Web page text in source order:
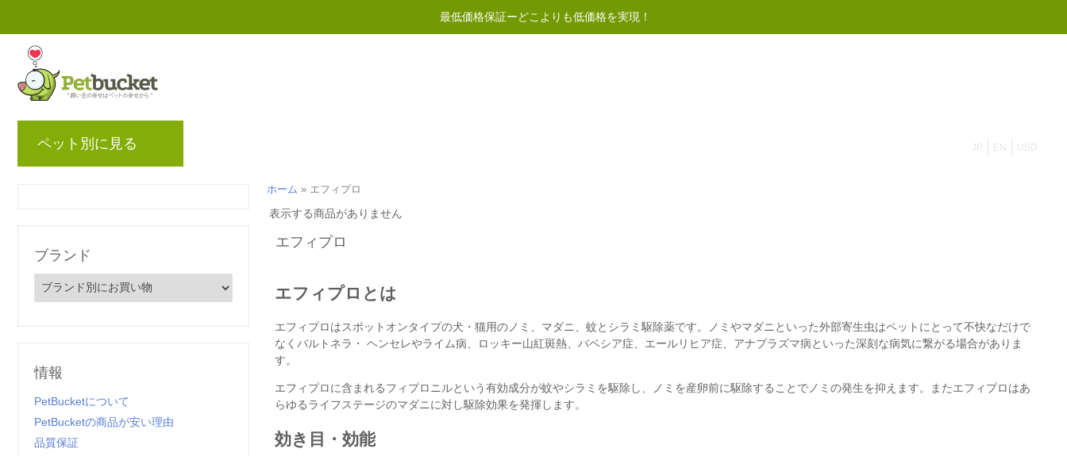
最低価格保証ーどこよりも低価格を実現！
50ドル以上のご注文で送料無料
ペット別に見る JP EN USD
ブランド
情報
PetBucketについて
PetBucketの商品が安い理由
品質保証
ホーム » エフィプロ
エフィプロとは
エフィプロはスポットオンタイプの犬・猫用のノミ、マダニ、蚊とシラミ駆除薬です。 ノミ やマダニ といった外部寄生虫はペットにとって不快なだけで
なくバルトネラ・ ヘンセレやライム病、ロッキー山紅斑熱、バベシア症、エールリヒア症、アナプラズマ病といった深刻な病気に繋がる場合がありま
す。
エフィプロに含まれるフィプロニルという有効成分が蚊やシラミを駆除し、ノミを産卵前に駆除することでノミの発生を抑えます。またエフィプロはあ
らゆるライフステージのマダニに対し駆除効果を発揮します。
効き目・効能
エフィプロ
表示する商品がありません